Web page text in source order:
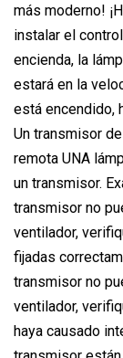
más moderno!
instalar el
encienda, la
estará en la
está encendido,
Un transmisor
remota UNA
un transmisor.
transmisor no
ventilador,
fijadas
transmisor no
ventilador,
haya causado